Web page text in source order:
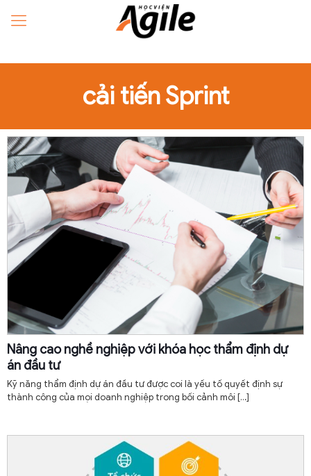
cải tiến Sprint
Nâng cao nghề nghiệp với khóa học thẩm định dự
án đầu tư
Kỹ năng thẩm định dự án đầu tư được coi là yếu tố quyết định sự
thành công của mọi doanh nghiệp trong bối cảnh môi[…]